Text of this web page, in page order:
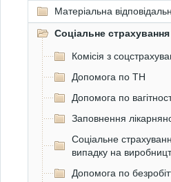
Матеріальна
Соціальне страхування
Комісія з
Допомога по ТН
Допомога по
Заповнення
Соціальне
випадку на
Допомога по